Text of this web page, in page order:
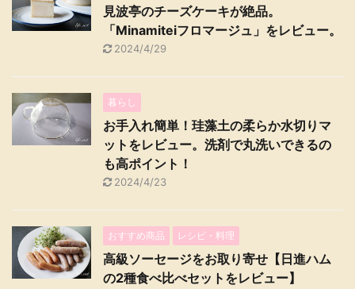
見波亭のチーズケーキが絶品。
「Minamiteiフロマージュ」をレビュー。
2024/4/29
暮らし
お手入れ簡単！珪藻土の柔らか水切りマ
ットをレビュー。洗剤で丸洗いできるの
も高ポイント！
2024/4/23
おすすめ商品 レシピ・料理
高級ソーセージをお取り寄せ【日進ハム
の2種食べ比べセットをレビュー】